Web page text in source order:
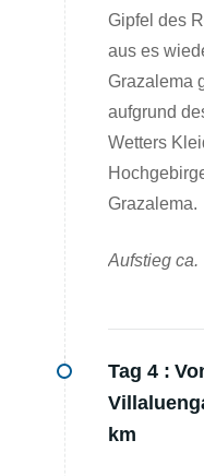
Gipfel des
aus es
Grazalema
aufgrund
Wetters
Grazalema.
Aufstieg ca.
Tag 4 :
km